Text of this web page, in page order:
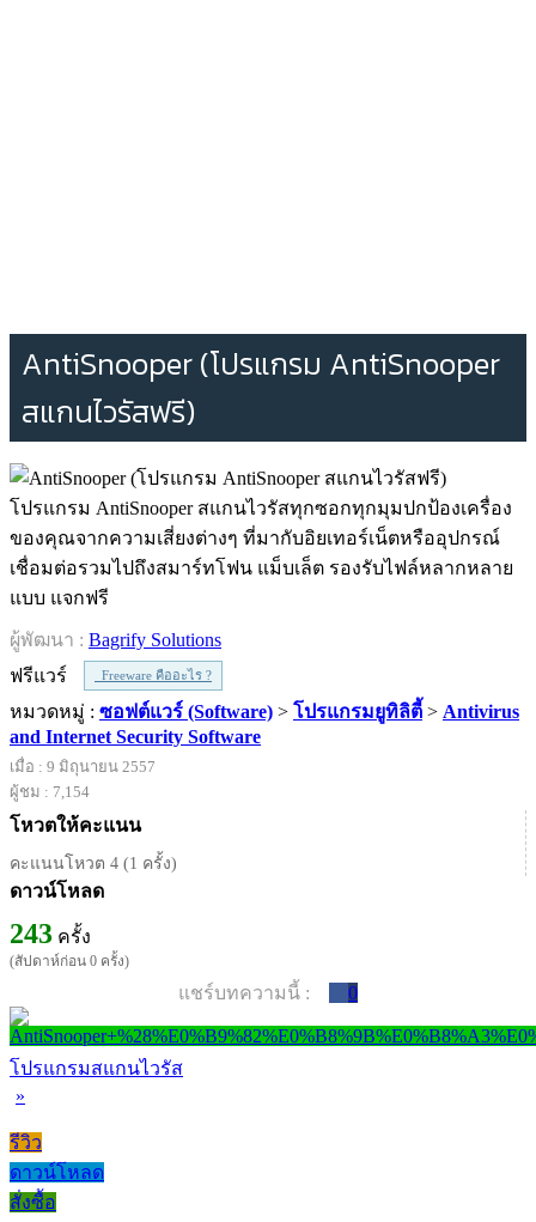
AntiSnooper (โปรแกรม AntiSnooper
สแกนไวรัสฟรี)
โปรแกรม AntiSnooper สแกนไวรัสทุกซอกทุกมุมปกป้องเครื่อง
ของคุณจากความเสี่ยงต่างๆ ที่มากับอิยเทอร์เน็ตหรืออุปกรณ์
เชื่อมต่อรวมไปถึงสมาร์ทโฟน แม็บเล็ต รองรับไฟล์หลากหลาย
แบบ แจกฟรี
ผู้พัฒนา : Bagrify Solutions
ฟรีแวร์
Freeware คืออะไร ?
หมวดหมู่ : ซอฟต์แวร์ (Software) > โปรแกรมยูทิลิตี้ > Antivirus
and Internet Security Software
เมื่อ : 9 มิถุนายน 2557
ผู้ชม : 7,154
โหวตให้คะแนน
คะแนนโหวต 4 (1 ครั้ง)
ดาวน์โหลด
243 ครั้ง
(สัปดาห์ก่อน 0 ครั้ง)
แชร์บทความนี้ : 0
โปรแกรมสแกนไวรัส
»
รีวิว
ดาวน์โหลด
สั่งซื้อ